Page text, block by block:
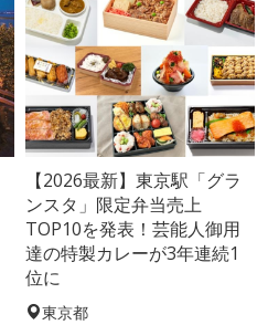
【2026最新】東京駅「グラ
ンスタ」限定弁当売上
TOP10を発表！芸能人御用
達の特製カレーが3年連続1
位に
東京都